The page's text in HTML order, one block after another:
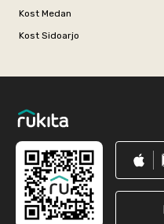
Kost Medan
Kost Sidoarjo